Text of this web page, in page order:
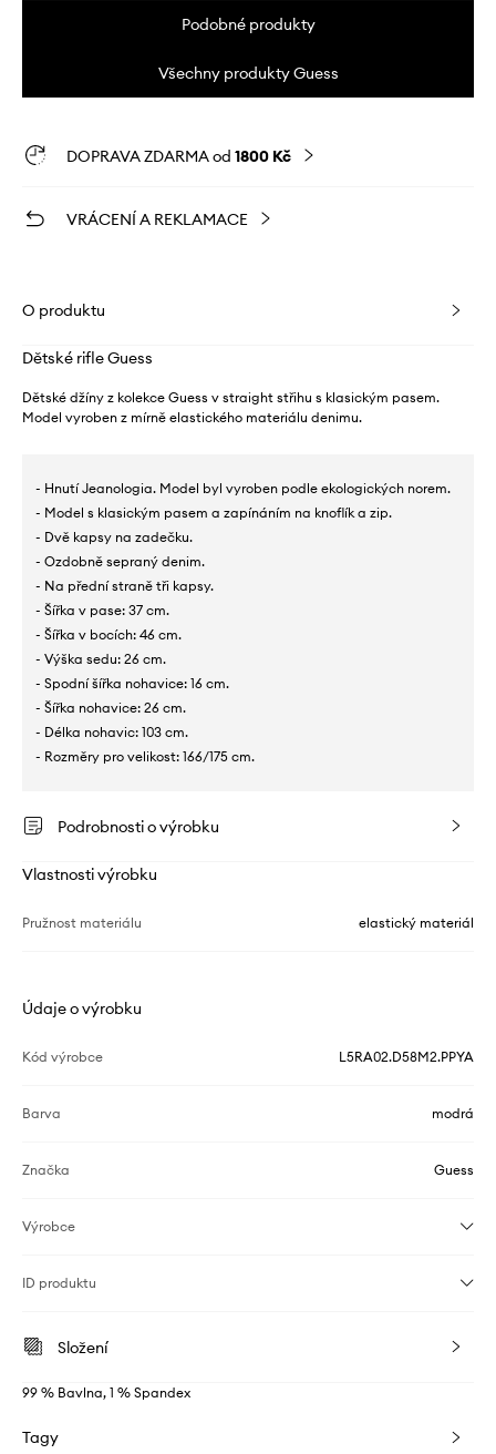
Podobné produkty
Všechny produkty Guess
DOPRAVA ZDARMA od 1800 Kč
VRÁCENÍ A REKLAMACE
O produktu
Dětské rifle Guess
Dětské džíny z kolekce Guess v straight střihu s klasickým pasem.
Model vyroben z mírně elastického materiálu denimu.
- Hnutí Jeanologia. Model byl vyroben podle ekologických norem.
- Model s klasickým pasem a zapínáním na knoflík a zip.
- Dvě kapsy na zadečku.
- Ozdobně sepraný denim.
- Na přední straně tři kapsy.
- Šířka v pase: 37 cm.
- Šířka v bocích: 46 cm.
- Výška sedu: 26 cm.
- Spodní šířka nohavice: 16 cm.
- Šířka nohavice: 26 cm.
- Délka nohavic: 103 cm.
- Rozměry pro velikost: 166/175 cm.
Podrobnosti o výrobku
Vlastnosti výrobku
Pružnost materiálu elastický materiál
Údaje o výrobku
Kód výrobce L5RA02.D58M2.PPYA
Barva modrá
Značka Guess
Výrobce
ID produktu
Složení
99 % Bavlna, 1 % Spandex
Tagy